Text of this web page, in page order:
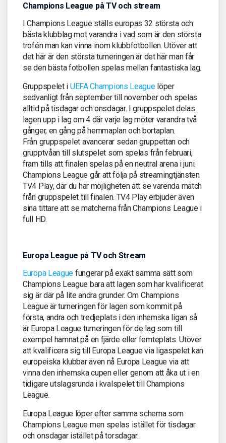
Champions League på TV och stream
I Champions League ställs europas 32 största och
bästa klubblag mot varandra i vad som är den största
trofén man kan vinna inom klubbfotbollen. Utöver att
det här är den största turneringen är det här man får
se den bästa fotbollen spelas mellan fantastiska lag.
Gruppspelet i UEFA Champions Leaguelöper
sedvanligt från september till november och spelas
alltid på tisdagar och onsdagar. I gruppspelet delas
lagen upp i lag om 4 där varje lag möter varandra två
gånger, en gång på hemmaplan och bortaplan.
Från gruppspelet avancerar sedan gruppettan och
grupptvåan till slutspelet som spelas från februari,
fram tills att finalen spelas på en neutral arena i juni.
Champions League går att följa på streamingtjänsten
TV4 Play, där du har möjligheten att se varenda match
från gruppspelet till finalen. TV4 Play erbjuder även
sina tittare att se matcherna från Champions League i
full HD.
Europa League på TV och Stream
Europa League fungerar på exakt samma sätt som
Champions League bara att lagen som har kvalificerat
sig är där på lite andra grunder. Om Champions
League är turneringen för lagen som kommit på
första, andra och tredjeplats i den inhemska ligan så
är Europa League turneringen för de lag som till
exempel hamnat på en fjärde eller femteplats. Utöver
att kvalificera sig till Europa League via ligaspelet kan
europeiska klubbar även nå Europa League via att
vinna den inhemska cupen eller genom att åka ut i en
tidigare utslagsrunda i kvalspelet till Champions
League.
Europa League löper efter samma schema som
Champions League men spelas istället för tisdagar
och onsdagar istället på torsdagar.